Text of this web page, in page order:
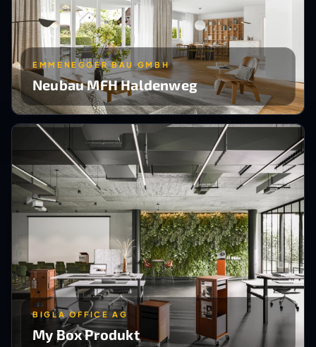
EMMENEGGER BAU GMBH
Neubau MFH Haldenweg
BIGLA OFFICE AG
My Box Produkt